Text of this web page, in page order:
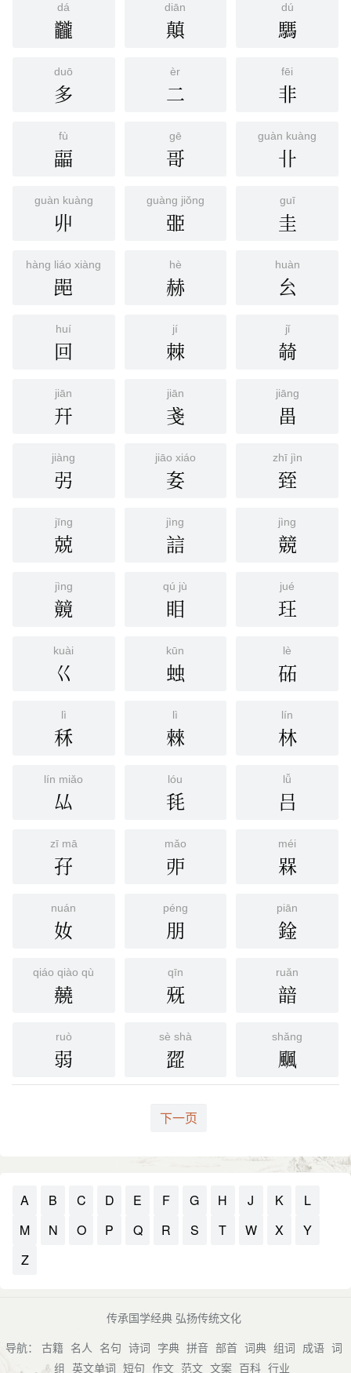
dá
龖
diān
㒹
dú
騳
duō
多
èr
二
fēi
非
fù
㽬
gē
哥
guàn kuàng
卝
guàn kuàng
丱
guàng jiǒng
臦
guī
圭
hàng liáo xiàng
䣈
hè
赫
huàn
㕕
huí
回
jí
棘
jǐ
㚡
jiān
幵
jiān
戔
jiāng
畕
jiàng
弜
jiāo xiáo
㚣
zhī jìn
臸
jīng
兢
jìng
誩
jìng
競
jìng
竸
qú jù
䀠
jué
玨
kuài
巜
kūn
䖵
lè
砳
lì
秝
lì
㯤
lín
林
lín miǎo
厸
lóu
㲎
lǚ
吕
zī mā
孖
mǎo
戼
méi
槑
nuán
奻
péng
朋
piān
鍂
qiáo qiào qù
㚁
qīn
兓
ruǎn
䪭
ruò
弱
sè shà
歰
shǎng
䬕
下一页
A B C D E F G H J K
L
M
N O P Q R S T W X
Y
Z
传承国学经典 弘扬传统文化
导航： 古籍 名人 名句 诗词 字典 拼音 部首 词典 组词 成语 词
组 英文单词 短句 作文 范文 文案 百科 行业